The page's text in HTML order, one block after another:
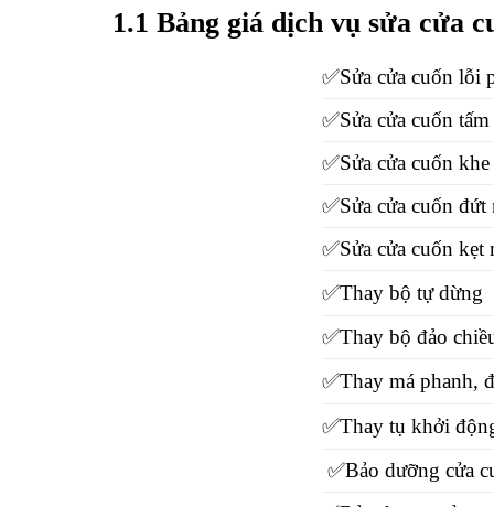
1.1 Bảng giá dịch vụ sửa cửa
✅Sửa cửa cuốn lỗi
✅Sửa cửa cuốn
✅Sửa cửa cuốn
✅Sửa cửa cuốn đứt
✅Sửa cửa cuốn kẹt
✅Thay bộ tự dừng
✅Thay bộ đảo
✅Thay má phanh,
✅Thay tụ khởi
✅Bảo dưỡng cửa